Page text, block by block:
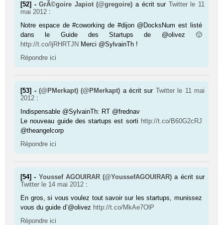
[52] -GrÃ©goire Japiot (@gregoire) a écrit sur Twitter le 11
mai 2012 :
Notre espace de #coworking de #dijon @DocksNum est listé
dans le Guide des Startups de @olivez 🙂
http://t.co/ljRHRTJN Merci @SylvainTh !
Répondre ici
[53] - (@PMerkapt) (@PMerkapt) a écrit sur Twitter le 11 mai
2012 :
Indispensable @SylvainTh: RT @frednav
Le nouveau guide des startups est sorti http://t.co/B60G2cRJ
@theangelcorp
Répondre ici
[54] - Youssef AGOUIRAR (@YoussefAGOUIRAR) a écrit sur
Twitter le 14 mai 2012 :
En gros, si vous voulez tout savoir sur les startups, munissez
vous du guide d’@olivez http://t.co/MkAe7OlP
Répondre ici